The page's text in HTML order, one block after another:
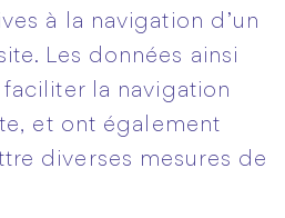
à la navigation d’un
Les données ainsi
la navigation
et ont également
diverses mesures de